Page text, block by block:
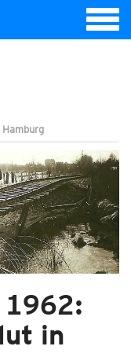
in